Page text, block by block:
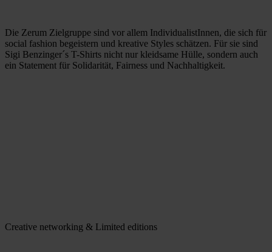
Die Zerum Zielgruppe sind vor allem IndividualistInnen, die sich für
social fashion begeistern und kreative Styles schätzen. Für sie sind
Sigi Benzinger´s T-Shirts nicht nur kleidsame Hülle, sondern auch
ein Statement für Solidarität, Fairness und Nachhaltigkeit.
Creative networking & Limited editions